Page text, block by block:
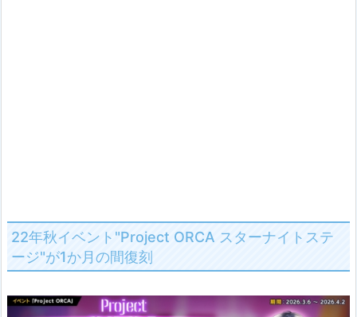
22年秋イベント"Project ORCA スターナイトステ
ージ"が1か月の間復刻